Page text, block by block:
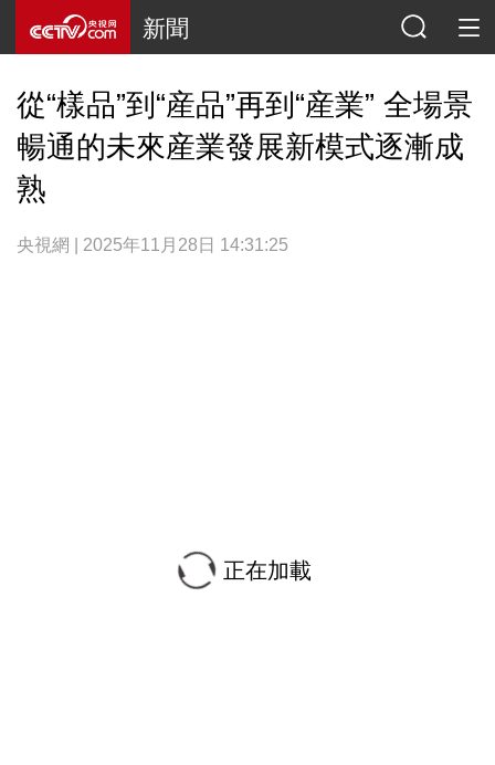
新聞
從“樣品”到“産品”再到“産業” 全場景
暢通的未來産業發展新模式逐漸成
熟
央視網 | 2025年11月28日 14:31:25
正在加載